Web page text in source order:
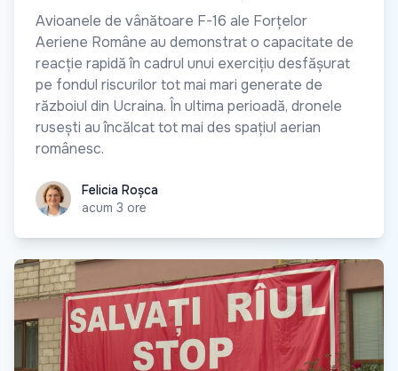
Avioanele de vânătoare F-16 ale Forțelor
Aeriene Române au demonstrat o capacitate de
reacție rapidă în cadrul unui exercițiu desfășurat
pe fondul riscurilor tot mai mari generate de
războiul din Ucraina. În ultima perioadă, dronele
rusești au încălcat tot mai des spațiul aerian
românesc.
Felicia RoșcaFelicia Roșca
acum 3 ore